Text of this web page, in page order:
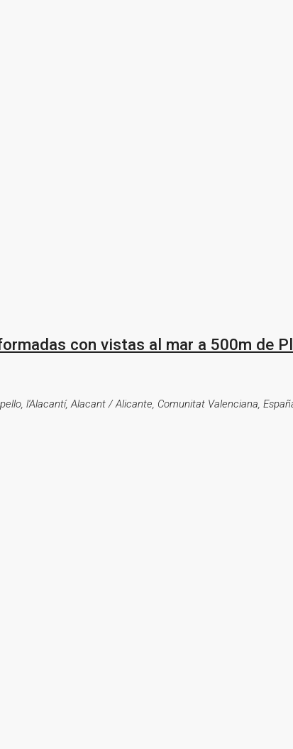
con vistas al mar a 500m de
l'Alacantí, Alacant / Alicante, Comunitat Valenciana,